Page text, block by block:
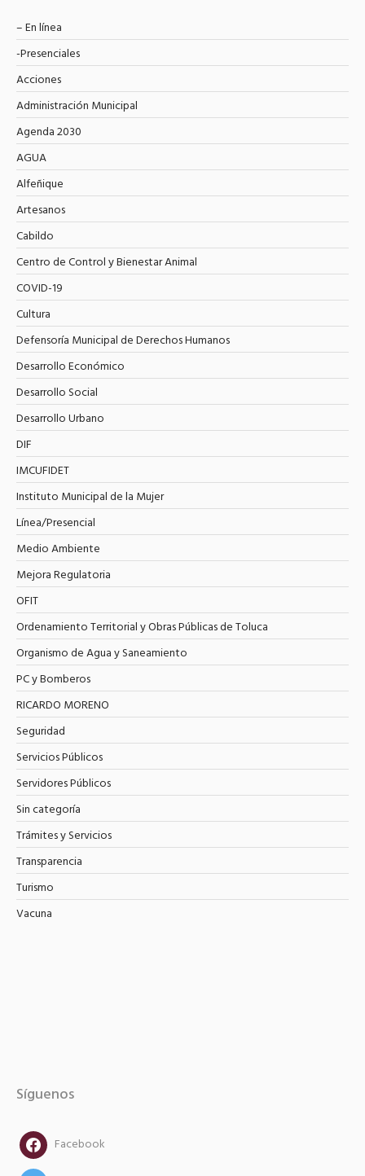
– En línea
-Presenciales
Acciones
Administración Municipal
Agenda 2030
AGUA
Alfeñique
Artesanos
Cabildo
Centro de Control y Bienestar Animal
COVID-19
Cultura
Defensoría Municipal de Derechos Humanos
Desarrollo Económico
Desarrollo Social
Desarrollo Urbano
DIF
IMCUFIDET
Instituto Municipal de la Mujer
Línea/Presencial
Medio Ambiente
Mejora Regulatoria
OFIT
Ordenamiento Territorial y Obras Públicas de Toluca
Organismo de Agua y Saneamiento
PC y Bomberos
RICARDO MORENO
Seguridad
Servicios Públicos
Servidores Públicos
Sin categoría
Trámites y Servicios
Transparencia
Turismo
Vacuna
Síguenos
facebookFacebook